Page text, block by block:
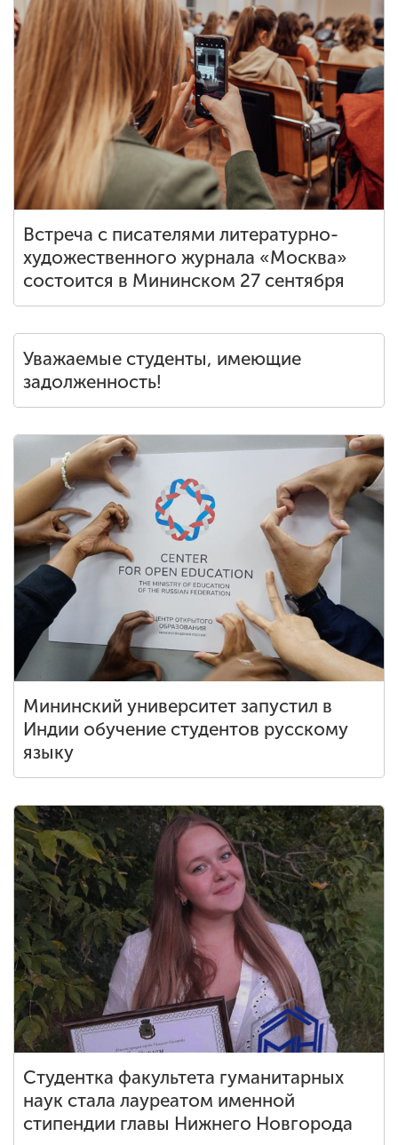
Встреча с писателями литературно-
художественного журнала «Москва»
состоится в Мининском 27 сентября
Уважаемые студенты, имеющие
задолженность!
Мининский университет запустил в
Индии обучение студентов русскому
языку
Студентка факультета гуманитарных
наук стала лауреатом именной
стипендии главы Нижнего Новгорода